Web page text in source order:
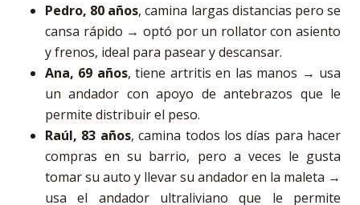
Pedro, 80 años, camina largas distancias pero se
cansa rápido → optó por un rollator con asiento
y frenos, ideal para pasear y descansar.
Ana, 69 años, tiene artritis en las manos → usa
un andador con apoyo de antebrazos que le
permite distribuir el peso.
Raúl, 83 años, camina todos los días para hacer
compras en su barrio, pero a veces le gusta
tomar su auto y llevar su andador en la maleta →
usa el andador ultraliviano que le permite